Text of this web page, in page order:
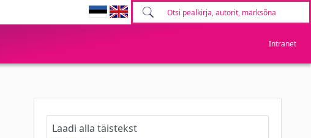
Intranet
Laadi alla täistekst